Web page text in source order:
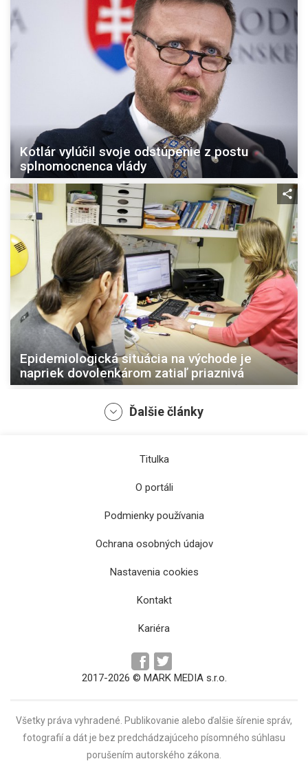
Kotlár vylúčil svoje odstúpenie z postu
splnomocnenca vlády
Epidemiologická situácia na východe je
napriek dovolenkárom zatiaľ priaznivá
Parlament opäť prerokuje zákon o
covidových amnestiách
Ďalšie články
Titulka
O portáli
Podmienky používania
Ochrana osobných údajov
Nastavenia cookies
Kontakt
Kariéra
2017-2026 © MARK MEDIA s.r.o.
Všetky práva vyhradené. Publikovanie alebo ďalšie šírenie správ,
fotografií a dát je bez predchádzajúceho písomného súhlasu
porušením autorského zákona.